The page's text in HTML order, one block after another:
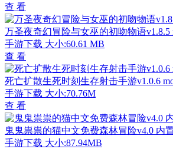
查 看
万圣夜奇幻冒险与女巫的初吻物语v1.8.5
手游下载 大小:60.61 MB
查 看
死亡扩散生死时刻生存射击手游v1.0.6
手游下载 大小:70.76M
查 看
鬼鬼祟祟的猫中文免费森林冒险v4.0 内
手游下载 大小:87.94MB